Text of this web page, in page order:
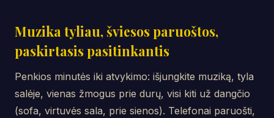
Muzika tyliau, šviesos paruoštos,
paskirtasis pasitinkantis
Penkios minutės iki atvykimo: išjungkite muziką, tyla
salėje, vienas žmogus prie durų, visi kiti už dangčio
(sofa, virtuvės sala, prie sienos). Telefonai paruošti,